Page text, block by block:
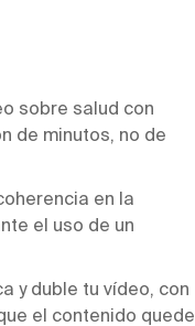
sobre salud con
de minutos, no de
en la
el uso de un
y duble tu vídeo, con
el contenido quede